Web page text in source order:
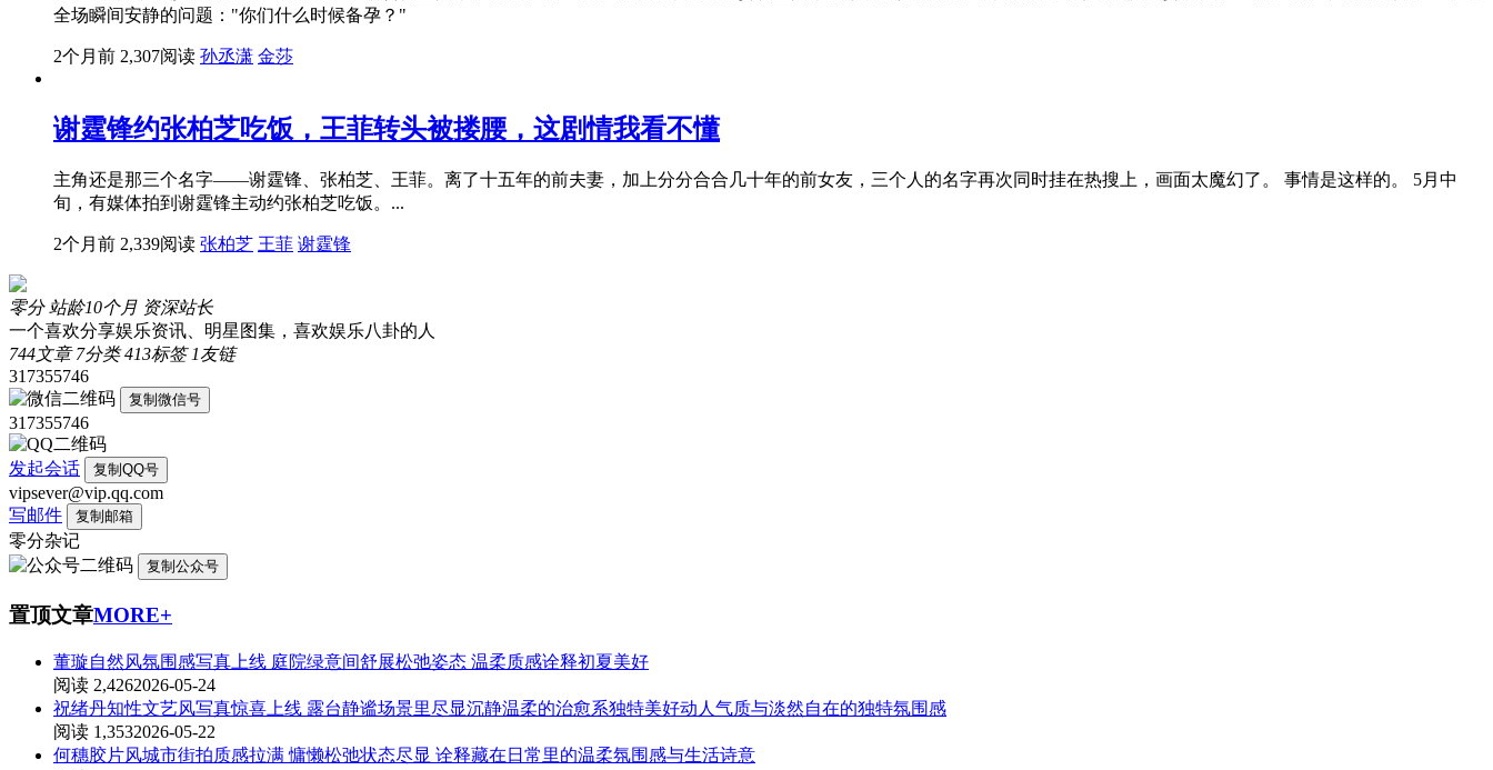
全场瞬间安静的问题："你们什么时候备孕？"
2个月前 2,307阅读 孙丞潇 金莎
谢霆锋约张柏芝吃饭，王菲转头被搂腰，这剧情我看不懂
主角还是那三个名字——谢霆锋、张柏芝、王菲。离了十五年的前夫妻，加上分分合合几十年的前女友，三个人的名字再次同时挂在热搜上，画面太魔幻了。 事情是这样的。 5月中
旬，有媒体拍到谢霆锋主动约张柏芝吃饭。...
2个月前 2,339阅读 张柏芝 王菲 谢霆锋
零分 站龄10个月 资深站长
一个喜欢分享娱乐资讯、明星图集，喜欢娱乐八卦的人
744文章 7分类 413标签 1友链
317355746
复制微信号
317355746
发起会话 复制QQ号
vipsever@vip.qq.com
写邮件
复制邮箱
零分杂记
复制公众号
置顶文章MORE+
董璇自然风氛围感写真上线 庭院绿意间舒展松弛姿态 温柔质感诠释初夏美好
阅读 2,4262026-05-24
祝绪丹知性文艺风写真惊喜上线 露台静谧场景里尽显沉静温柔的治愈系独特美好动人气质与淡然自在的独特氛围感
阅读 1,3532026-05-22
何穗胶片风城市街拍质感拉满 慵懒松弛状态尽显 诠释藏在日常里的温柔氛围感与生活诗意